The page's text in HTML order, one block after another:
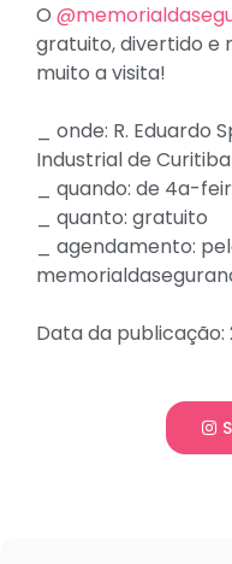
O
gratuito, divertido e
muito a visita!
_ onde: R. Eduardo
Industrial de Curitiba
_ quando: de 4a-
_ quanto: gratuito
_ agendamento:
Data da publicação: